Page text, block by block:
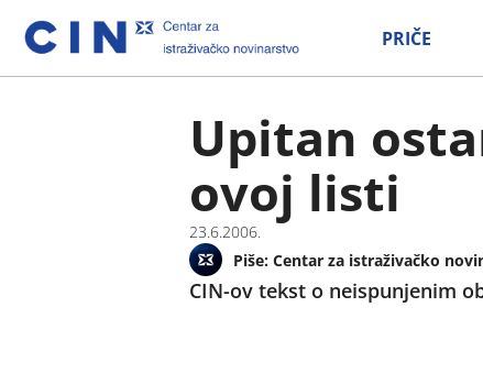
PRIČE
Upitan
ovoj listi
23.6.2006.
Piše: Centar za istraživačko
CIN-ov tekst o neispunjenim